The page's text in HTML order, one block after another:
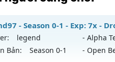
- Season 0-1 - Exp: 7x -
legend - Alpha
Bản:
Season 0-1 - Open